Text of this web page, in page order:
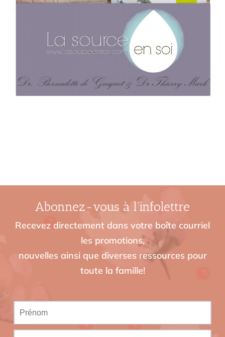
Abonnez-vous à l’infolettre
Recevez directement dans votre boîte courriel
les promotions,
nouvelles ainsi que diverses ressources pour
toute la famille!